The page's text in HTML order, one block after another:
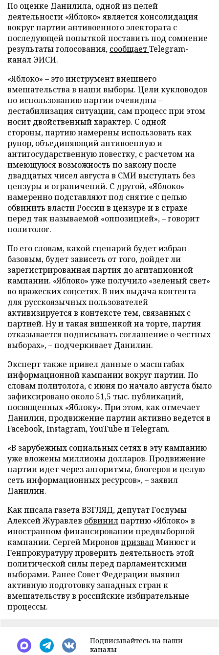
По оценке Данилила, одной из целей
деятельности «Яблоко» является консолидация
вокруг партии антивоенного электората с
последующей попыткой поставить под сомнение
результаты голосования, сообщаетTelegram-
канал ЭИСИ.
«Яблоко» – это инструмент внешнего
вмешательства в наши выборы. Цели кукловодов
по использованию партии очевидны –
дестабилизация ситуации, сам процесс при этом
носит двойственный характер. С одной
стороны, партию намерены использовать как
рупор, объединяющий антивоенную и
антигосударственную повестку, с расчетом на
имеющуюся возможность по закону после
двадцатых чисел августа в СМИ выступать без
цензуры и ограничений. С другой, «Яблоко»
намеренно подставляют под снятие с целью
обвинить власти России в цензуре и в страхе
перед так называемой «оппозицией», – говорит
политолог.
По его словам, какой сценарий будет избран
базовым, будет зависеть от того, дойдет ли
зарегистрированная партия до агитационной
кампании. «Яблоко» уже получило «зеленый свет»
во вражеских соцсетях. В них выдача контента
для русскоязычных пользователей
активизируется в контексте тем, связанных с
партией. Ну и такая вишенкой на торте, партия
отказывается подписывать соглашение о честных
выборах», – подчеркивает Данилин.
Эксперт также привел данные о масштабах
информационной кампании вокруг партии. По
словам политолога, с июня по начало августа было
зафиксировано около 51,5 тыс. публикаций,
посвященных «Яблоку». При этом, как отмечает
Данилин, продвижение партии активно ведется в
Facebook, Instagram, YouTube и Telegram.
«В зарубежных социальных сетях в эту кампанию
уже вложены миллионы долларов. Продвижение
партии идет через алгоритмы, блогеров и целую
сеть информационных ресурсов», – заявил
Данилин.
Как писала газета ВЗГЛЯД, депутат Госдумы
Алексей Журавлев обвинилпартию «Яблоко» в
иностранном финансировании предвыборной
кампании. Сергей Миронов призвалМинюст и
Генпрокуратуру проверить деятельность этой
политической силы перед парламентскими
выборами. Ранее Совет Федерациивыявил
активную подготовку западных стран к
вмешательству в российские избирательные
процессы.
Подписывайтесь на наши
каналы